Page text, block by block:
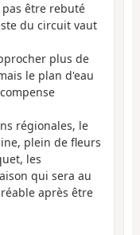
être rebuté
du circuit vaut
plus de
le plan d'eau
régionales, le
plein de fleurs
les
qui sera au
après être